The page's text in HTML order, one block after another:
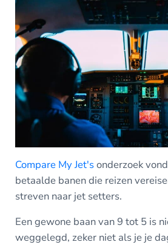
Compare My Jet'sonderzoek
betaalde banen die reizen
streven naar jet setters.
Een gewone baan van 9 tot 5 is
weggelegd, zeker niet als je je